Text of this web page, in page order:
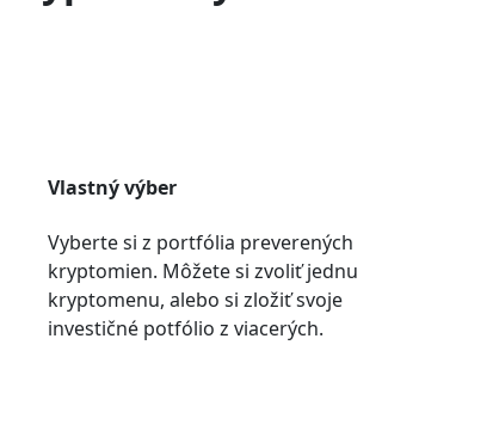
Vlastný výber
Vyberte si z portfólia preverených
kryptomien. Môžete si zvoliť jednu
kryptomenu, alebo si zložiť svoje
investičné potfólio z viacerých.